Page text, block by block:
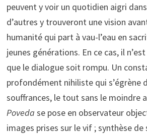
peuvent y voir un quotidien aigri
d’autres y trouveront une vision
humanité qui part à vau-l’eau en
jeunes générations. En ce cas, il
que le dialogue soit rompu. Un
profondément nihiliste qui s’égrène
souffrances, le tout sans le moindre
Poveda se pose en observateur
images prises sur le vif ; synthèse